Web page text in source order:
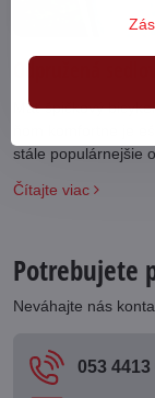
Odpružená
Mať špičkový
ňom komfortne je
stále populárnejšie
Čítajte viac
Potrebujete
Neváhajte nás
053 4413